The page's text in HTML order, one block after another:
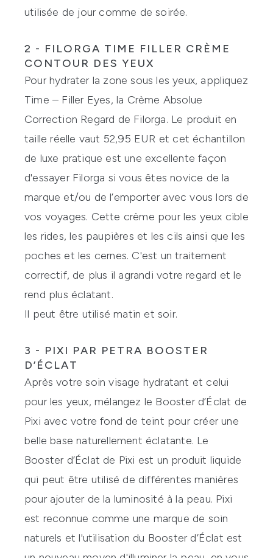
utilisée de jour comme de soirée.
2 - FILORGA TIME FILLER CRÈME
CONTOUR DES YEUX
Pour hydrater la zone sous les yeux, appliquez
Time – Filler Eyes, la Crème Absolue
Correction Regard de Filorga. Le produit en
taille réelle vaut 52,95 EUR et cet échantillon
de luxe pratique est une excellente façon
d'essayer Filorga si vous êtes novice de la
marque et/ou de l’emporter avec vous lors de
vos voyages. Cette crème pour les yeux cible
les rides, les paupières et les cils ainsi que les
poches et les cernes. C'est un traitement
correctif, de plus il agrandi votre regard et le
rend plus éclatant.
Il peut être utilisé matin et soir.
3 - PIXI PAR PETRA BOOSTER
D’ÉCLAT
Après votre soin visage hydratant et celui
pour les yeux, mélangez le Booster d’Éclat de
Pixi avec votre fond de teint pour créer une
belle base naturellement éclatante. Le
Booster d’Éclat de Pixi est un produit liquide
qui peut être utilisé de différentes manières
pour ajouter de la luminosité à la peau. Pixi
est reconnue comme une marque de soin
naturels et l'utilisation du Booster d’Éclat est